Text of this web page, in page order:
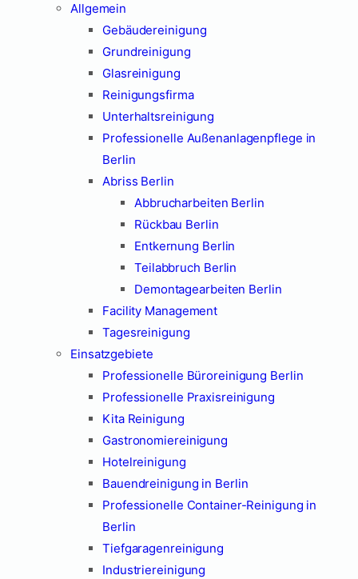
Allgemein
Gebäudereinigung
Grundreinigung
Glasreinigung
Reinigungsfirma
Unterhaltsreinigung
Professionelle Außenanlagenpflege in
Berlin
Abriss Berlin
Abbrucharbeiten Berlin
Rückbau Berlin
Entkernung Berlin
Teilabbruch Berlin
Demontagearbeiten Berlin
Facility Management
Tagesreinigung
Einsatzgebiete
Professionelle Büroreinigung Berlin
Professionelle Praxisreinigung
Kita Reinigung
Gastronomiereinigung
Hotelreinigung
Bauendreinigung in Berlin
Professionelle Container-Reinigung in
Berlin
Tiefgaragenreinigung
Industriereinigung